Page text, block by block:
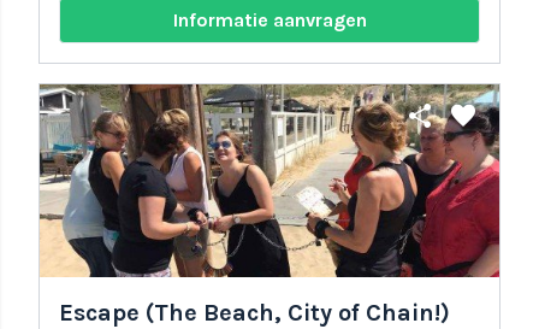
Informatie aanvragen
share favorite
Escape (The Beach, City of Chain!)